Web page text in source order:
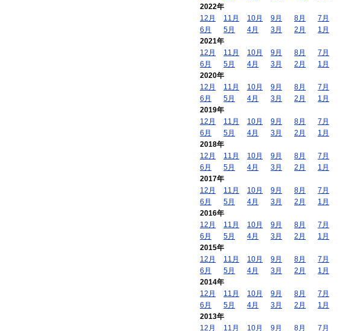
2022年
12月
11月 10月 9月 8月
7月
6月
5月 4月 3月 2月
1月
2021年
12月
11月 10月 9月 8月
7月
6月
5月 4月 3月 2月
1月
2020年
12月
11月 10月 9月 8月
7月
6月
5月 4月 3月 2月
1月
2019年
12月
11月 10月 9月 8月
7月
6月
5月 4月 3月 2月
1月
2018年
12月
11月 10月 9月 8月
7月
6月
5月 4月 3月 2月
1月
2017年
12月
11月 10月 9月 8月
7月
6月
5月 4月 3月 2月
1月
2016年
12月
11月 10月 9月 8月
7月
6月
5月 4月 3月 2月
1月
2015年
12月
11月 10月 9月 8月
7月
6月
5月 4月 3月 2月
1月
2014年
12月
11月 10月 9月 8月
7月
6月
5月 4月 3月 2月
1月
2013年
12月
11月 10月 9月 8月 7月